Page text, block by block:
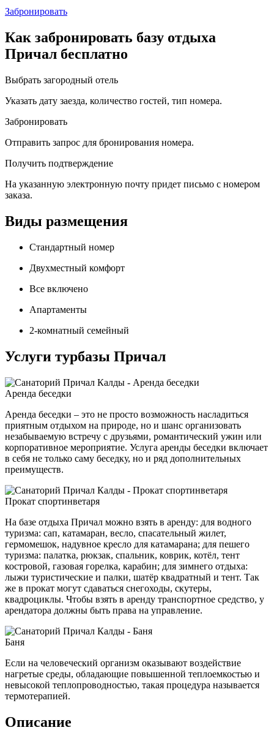
Забронировать
Как забронировать базу отдыха
Причал бесплатно
Выбрать загородный отель
Указать дату заезда, количество гостей, тип номера.
Забронировать
Отправить запрос для бронирования номера.
Получить подтверждение
На указанную электронную почту придет письмо с номером
заказа.
Виды размещения
Стандартный номер
Двухместный комфорт
Все включено
Апартаменты
2-комнатный семейный
Услуги турбазы Причал
Аренда беседки
Аренда беседки – это не просто возможность насладиться
приятным отдыхом на природе, но и шанс организовать
незабываемую встречу с друзьями, романтический ужин или
корпоративное мероприятие. Услуга аренды беседки включает
в себя не только саму беседку, но и ряд дополнительных
преимуществ.
Прокат спортинветаря
На базе отдыха Причал можно взять в аренду: для водного
туризма: сап, катамаран, весло, спасательный жилет,
гермомешок, надувное кресло для катамарана; для пешего
туризма: палатка, рюкзак, спальник, коврик, котёл, тент
костровой, газовая горелка, карабин; для зимнего отдыха:
лыжи туристические и палки, шатёр квадратный и тент. Так
же в прокат могут сдаваться снегоходы, скутеры,
квадроциклы. Чтобы взять в аренду транспортное средство, у
арендатора должны быть права на управление.
Баня
Если на человеческий организм оказывают воздействие
нагретые среды, обладающие повышенной теплоемкостью и
невысокой теплопроводностью, такая процедура называется
термотерапией.
Описание